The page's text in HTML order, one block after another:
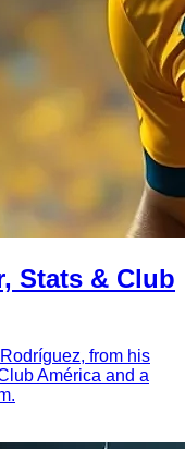
Stats & Club
from his
América and a